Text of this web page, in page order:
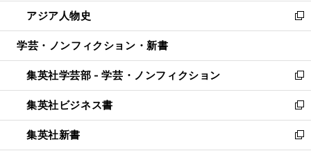
く
で
開
ド
ウ
開
く
ウ
ィ
ン
ウ
で
開
く
し
い
ウ
ン
ド
ウ
で
開
く
アジア人物史
新
し
ウ
ィ
ン
ド
ウ
で
学芸・ノンフィクション・新書
集英社学芸部 - 学芸・ノンフィクション
新
し
い
ウ
ィ
集英社ビジネス書
新
し
い
集英社新書
新